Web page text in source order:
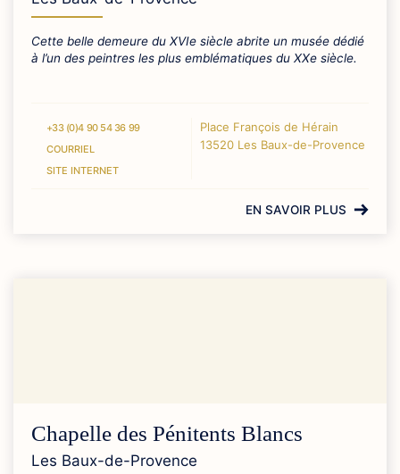
Cette belle demeure du XVIe siècle abrite un musée dédié
à l’un des peintres les plus emblématiques du XXe siècle.
+33 (0)4 90 54 36 99
COURRIEL
SITE INTERNET
Place François de Hérain
13520 Les Baux-de-Provence
EN SAVOIR PLUS
Chapelle des Pénitents Blancs
Les Baux-de-Provence